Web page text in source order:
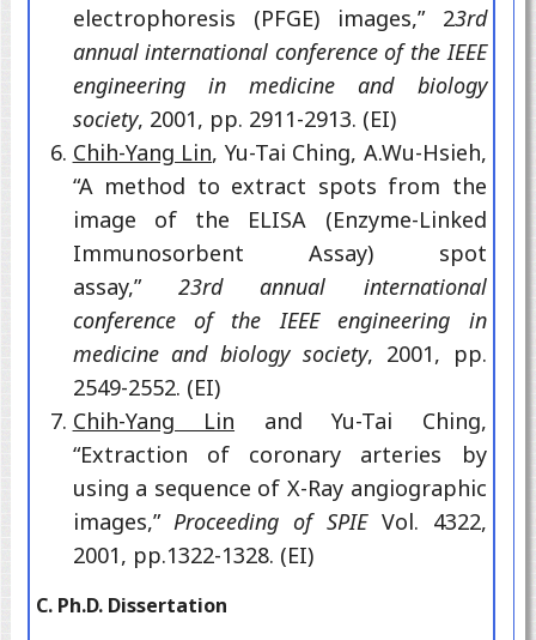
electrophoresis (PFGE) images,” 23rd
annual international conference of the IEEE
engineering in medicine and biology
society, 2001, pp. 2911-2913. (EI)
Chih-Yang Lin, Yu-Tai Ching, A.Wu-Hsieh,
“A method to extract spots from the
image of the ELISA (Enzyme-Linked
Immunosorbent Assay) spot
assay,” 23rd annual international
conference of the IEEE engineering in
medicine and biology society, 2001, pp.
2549-2552. (EI)
Chih-Yang Lin and Yu-Tai Ching,
“Extraction of coronary arteries by
using a sequence of X-Ray angiographic
images,” Proceeding of SPIEVol. 4322,
2001, pp.1322-1328. (EI)
C. Ph.D. Dissertation